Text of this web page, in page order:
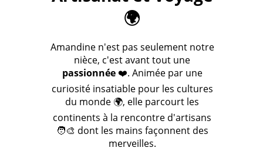
🌍
Amandine n'est pas seulement notre
nièce, c'est avant tout une
passionnée❤️. Animée par une
curiosité insatiable pour les cultures
du monde 🌍, elle parcourt les
continents à la rencontre d'artisans
🧑‍🎨 dont les mains façonnent des
merveilles.